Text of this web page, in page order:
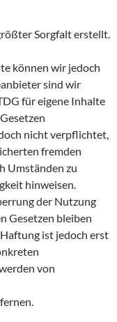
Sorgfalt erstellt.
können wir jedoch
sind wir
für eigene Inhalte
nicht verpflichtet,
fremden
Umständen zu
hinweisen.
der Nutzung
Gesetzen bleiben
ist jedoch erst
von